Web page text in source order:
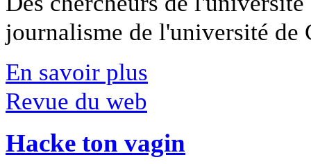
journalisme de l'université
En savoir plus
Revue du web
Hacke ton vagin